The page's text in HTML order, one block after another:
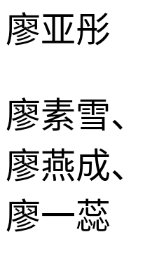
廖亚彤
廖素雪
廖燕成
廖一蕊